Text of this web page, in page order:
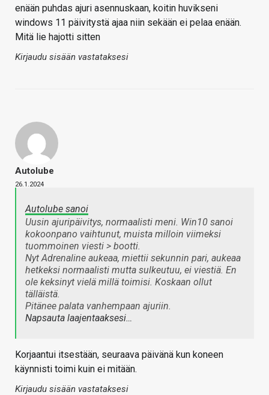
enään puhdas ajuri asennuskaan, koitin huvikseni
windows 11 päivitystä ajaa niin sekään ei pelaa enään.
Mitä lie hajotti sitten
Kirjaudu sisään vastataksesi
Autolube
26.1.2024
Autolube sanoi
Uusin ajuripäivitys, normaalisti meni. Win10 sanoi
kokoonpano vaihtunut, muista milloin viimeksi
tuommoinen viesti > bootti.
Nyt Adrenaline aukeaa, miettii sekunnin pari, aukeaa
hetkeksi normaalisti mutta sulkeutuu, ei viestiä. En
ole keksinyt vielä millä toimisi. Koskaan ollut
tälläistä.
Pitänee palata vanhempaan ajuriin.
Napsauta laajentaaksesi…
Korjaantui itsestään, seuraava päivänä kun koneen
käynnisti toimi kuin ei mitään.
Kirjaudu sisään vastataksesi